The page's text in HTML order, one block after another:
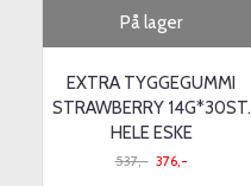
På lager
EXTRA TYGGEGUMMI
STRAWBERRY 14G*30ST.
HELE ESKE
537,- 376,-